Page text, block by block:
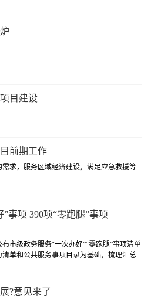
目建设
前期工作
求，服务区域经济建设，满足应急救援等
事项 390项“零跑腿”事项
市级政务服务“一次办好”“零跑腿”事项清单
单和公共服务事项目录为基础，梳理汇总
事项390项。
?意见来了